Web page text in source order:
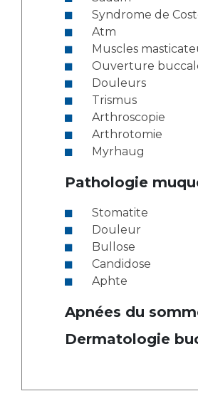
Syndrome de
Atm
Muscles
Ouverture
Douleurs
Trismus
Arthroscopie
Arthrotomie
Myrhaug
Pathologie
Stomatite
Douleur
Bullose
Candidose
Aphte
Apnées du
Dermatologie